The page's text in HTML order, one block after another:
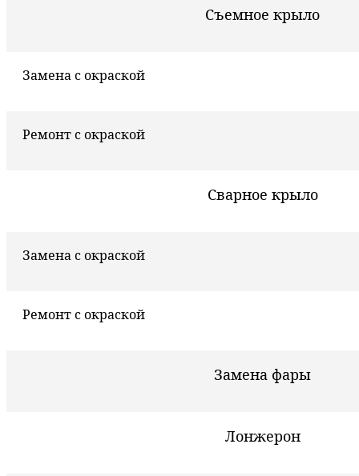
Съемное крыло
Замена с окраской
Ремонт с окраской
Сварное крыло
Замена с окраской
Ремонт с окраской
Замена фары
Лонжерон